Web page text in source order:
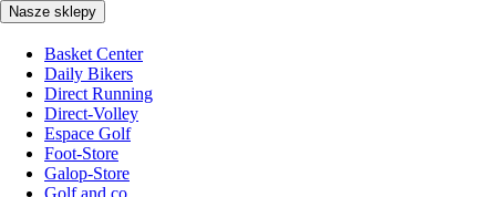
Nasze sklepy
Basket Center
Daily Bikers
Direct Running
Direct-Volley
Espace Golf
Foot-Store
Galop-Store
Golf and co